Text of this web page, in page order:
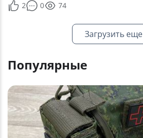
2 0 74
Загрузить еще
Популярные